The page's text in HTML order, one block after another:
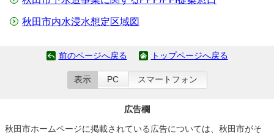
秋田市内水浸水想定区域図
前のページへ戻る トップページへ戻る
表示 PC スマートフォン
広告欄
秋田市ホームページに掲載されている広告については、秋田市がそ